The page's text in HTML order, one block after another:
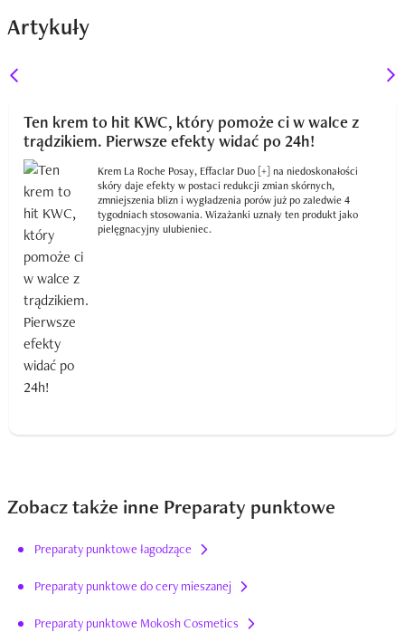
Artykuły
Ten krem to hit KWC, który pomoże ci w walce z
trądzikiem. Pierwsze efekty widać po 24h!
Krem La Roche Posay, Effaclar Duo [+] na niedoskonałości
skóry daje efekty w postaci redukcji zmian skórnych,
zmniejszenia blizn i wygładzenia porów już po zaledwie 4
tygodniach stosowania. Wizażanki uznały ten produkt jako
pielęgnacyjny ulubieniec.
Zobacz także inne Preparaty punktowe
Preparaty punktowe łagodzące
Preparaty punktowe do cery mieszanej
Preparaty punktowe Mokosh Cosmetics